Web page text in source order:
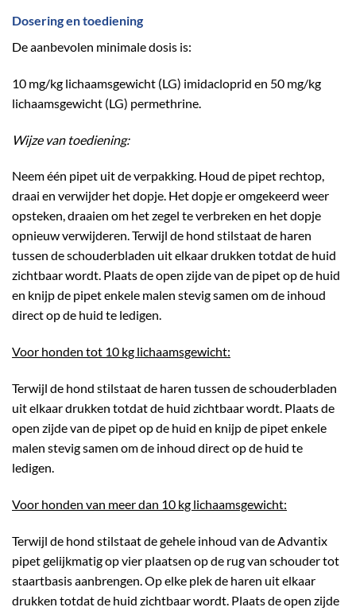
Dosering en toediening
De aanbevolen minimale dosis is:
10 mg/kg lichaamsgewicht (LG) imidacloprid en 50 mg/kg
lichaamsgewicht (LG) permethrine.
Wijze van toediening:
Neem één pipet uit de verpakking. Houd de pipet rechtop,
draai en verwijder het dopje. Het dopje er omgekeerd weer
opsteken, draaien om het zegel te verbreken en het dopje
opnieuw verwijderen. Terwijl de hond stilstaat de haren
tussen de schouderbladen uit elkaar drukken totdat de huid
zichtbaar wordt. Plaats de open zijde van de pipet op de huid
en knijp de pipet enkele malen stevig samen om de inhoud
direct op de huid te ledigen.
Voor honden tot 10 kg lichaamsgewicht:
Terwijl de hond stilstaat de haren tussen de schouderbladen
uit elkaar drukken totdat de huid zichtbaar wordt. Plaats de
open zijde van de pipet op de huid en knijp de pipet enkele
malen stevig samen om de inhoud direct op de huid te
ledigen.
Voor honden van meer dan 10 kg lichaamsgewicht:
Terwijl de hond stilstaat de gehele inhoud van de Advantix
pipet gelijkmatig op vier plaatsen op de rug van schouder tot
staartbasis aanbrengen. Op elke plek de haren uit elkaar
drukken totdat de huid zichtbaar wordt. Plaats de open zijde